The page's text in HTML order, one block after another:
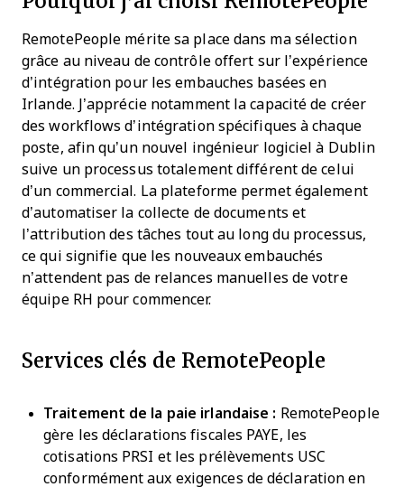
RemotePeople mérite sa place dans ma sélection
grâce au niveau de contrôle offert sur l’expérience
d’intégration pour les embauches basées en
Irlande. J’apprécie notamment la capacité de créer
des workflows d’intégration spécifiques à chaque
poste, afin qu’un nouvel ingénieur logiciel à Dublin
suive un processus totalement différent de celui
d’un commercial. La plateforme permet également
d’automatiser la collecte de documents et
l’attribution des tâches tout au long du processus,
ce qui signifie que les nouveaux embauchés
n’attendent pas de relances manuelles de votre
équipe RH pour commencer.
Services clés de RemotePeople
Traitement de la paie irlandaise : RemotePeople
gère les déclarations fiscales PAYE, les
cotisations PRSI et les prélèvements USC
conformément aux exigences de déclaration en